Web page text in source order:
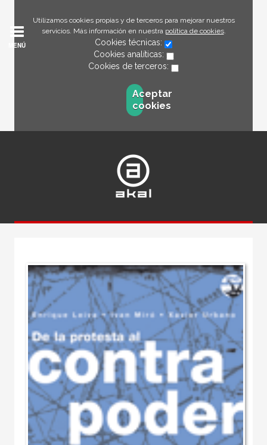
Utilizamos cookies propias y de terceros para mejorar nuestros
servicios. Más información en nuestra política de cookies.
Cookies técnicas:
Cookies analíticas:
Cookies de terceros:
Aceptar
cookies
MENÚ